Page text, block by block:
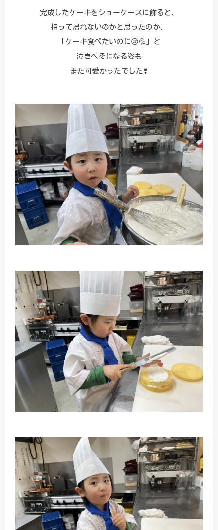
完成したケーキをショーケースに飾ると、
持って帰れないのかと思ったのか、
「ケーキ食べたいのに😢💦」と
泣きべそになる姿も
また可愛かったでした❣️